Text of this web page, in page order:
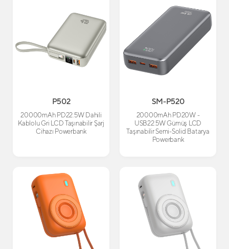
P502
20000mAh PD22.5W Dahili
Kablolu Gri LCD Taşınabilir Şarj
Cihazı Powerbank
SM-P520
20000mAh PD20W -
USB22.5W Gümüş LCD
Taşınabilir Semi-Solid Batarya
Powerbank